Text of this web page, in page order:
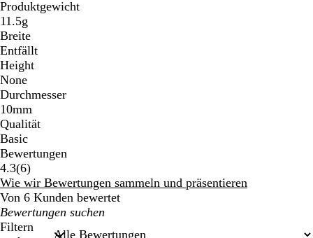
Produktgewicht
11.5g
Breite
Entfällt
Height
None
Durchmesser
10mm
Qualität
Basic
Bewertungen
4.3(66
Bewertungen
)
Wie wir Bewertungen sammeln und präsentieren
Von 6 Kunden bewertet
Meine
Sucheingaben
Filtern